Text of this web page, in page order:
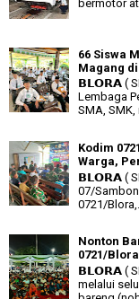
bermotor
66 Siswa
Magang
𝗕𝗟𝗢𝗥𝗔 (
Lembaga
SMA, SMK,
Kodim
Warga,
𝗕𝗟𝗢𝗥𝗔 (
07/
0721/Blora,...
Nonton
0721/
𝗕𝗟𝗢𝗥𝗔 (
melalui